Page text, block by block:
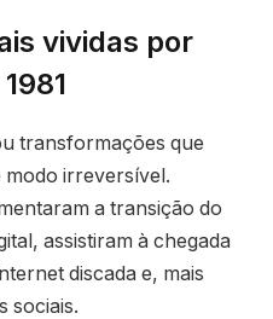
vividas por
transformações que
modo irreversível.
a transição do
assistiram à chegada
discada e, mais
sociais.